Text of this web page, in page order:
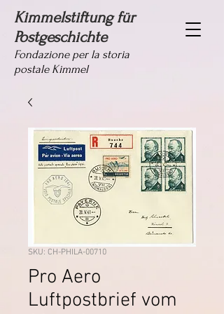
Kimmelstiftung für
Postgeschichte
Fondazione per la storia
postale Kimmel
SKU: CH-PHILA-00710
Pro Aero
Luftpostbrief vom